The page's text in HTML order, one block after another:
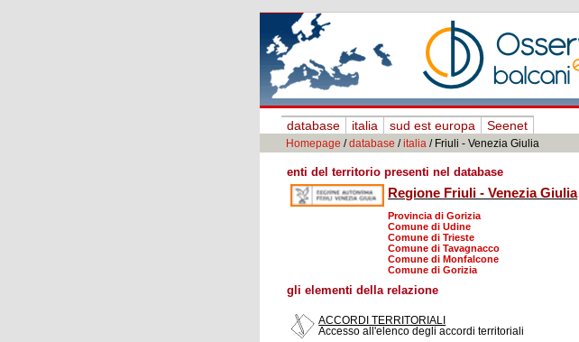
database italia sud est europa Seenet
Homepage /database /italia / Friuli - Venezia Giulia
enti del territorio presenti nel database
Regione Friuli - Venezia Giulia
Provincia di Gorizia
Comune di Udine
Comune di Trieste
Comune di Tavagnacco
Comune di Monfalcone
Comune di Gorizia
gli elementi della relazione
ACCORDI TERRITORIALI
Accesso all'elenco degli accordi territoriali